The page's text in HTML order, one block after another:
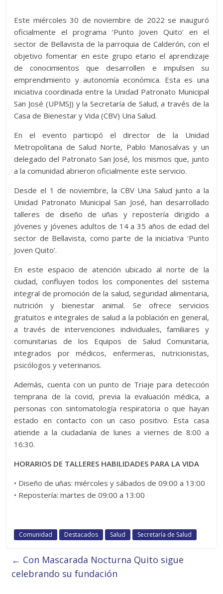
Este miércoles 30 de noviembre de 2022 se inauguró
oficialmente el programa ‘Punto Joven Quito’ en el
sector de Bellavista de la parroquia de Calderón, con el
objetivo fomentar en este grupo etario el aprendizaje
de conocimientos que desarrollen e impulsen su
emprendimiento y autonomía económica. Esta es una
iniciativa coordinada entre la Unidad Patronato Municipal
San José (UPMSJ) y la Secretaría de Salud, a través de la
Casa de Bienestar y Vida (CBV) Una Salud.
En el evento participó el director de la Unidad
Metropolitana de Salud Norte, Pablo Manosalvas y un
delegado del Patronato San José, los mismos que, junto
a la comunidad abrieron oficialmente este servicio.
Desde el 1 de noviembre, la CBV Una Salud junto a la
Unidad Patronato Municipal San José, han desarrollado
talleres de diseño de uñas y repostería dirigido a
jóvenes y jóvenes adultos de 14 a 35 años de edad del
sector de Bellavista, como parte de la iniciativa ‘Punto
Joven Quito’.
En este espacio de atención ubicado al norte de la
ciudad, confluyen todos los componentes del sistema
integral de promoción de la salud, seguridad alimentaria,
nutrición y bienestar animal. Se ofrece servicios
gratuitos e integrales de salud a la población en general,
a través de intervenciones individuales, familiares y
comunitarias de los Equipos de Salud Comunitaria,
integrados por médicos, enfermeras, nutricionistas,
psicólogos y veterinarios.
Además, cuenta con un punto de Triaje para detección
temprana de la covid, previa la evaluación médica, a
personas con sintomatología respiratoria o que hayan
estado en contacto con un caso positivo. Esta casa
atiende a la ciudadanía de lunes a viernes de 8:00 a
16:30.
HORARIOS DE TALLERES HABILIDADES PARA LA VIDA
• Diseño de uñas: miércoles y sábados de 09:00 a 13:00
• Repostería: martes de 09:00 a 13:00
Comunidad Destacados Salud Secretaría de Salud
← Con Mascarada Nocturna Quito sigue
celebrando su fundación